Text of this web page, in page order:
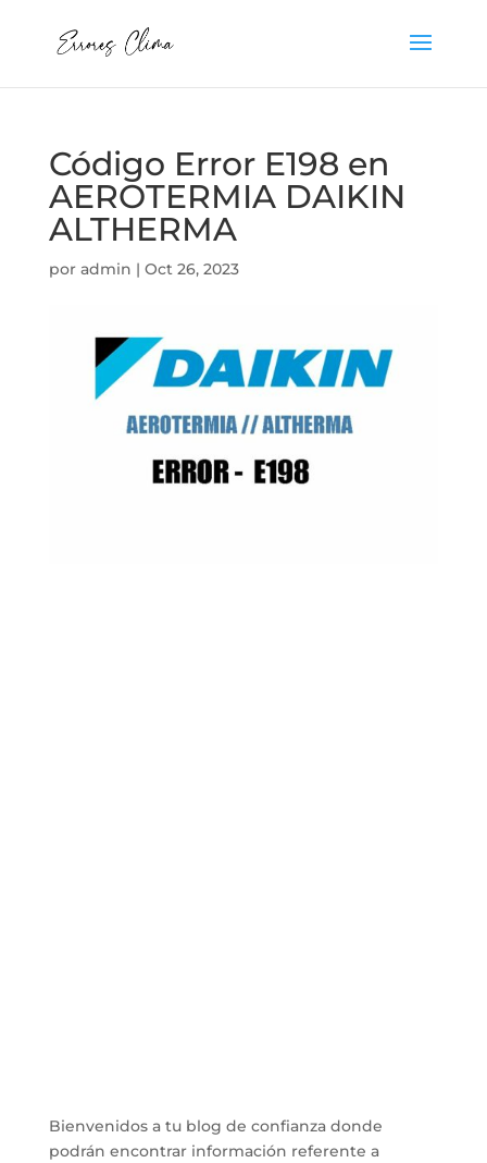
Código Error E198 en
AEROTERMIA DAIKIN
ALTHERMA
por admin | Oct 26, 2023
Bienvenidos a tu blog de confianza donde
podrán encontrar información referente a